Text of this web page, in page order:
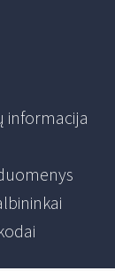
informacija